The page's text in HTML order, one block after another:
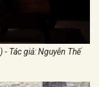
- Tác giả: Nguyễn Thế